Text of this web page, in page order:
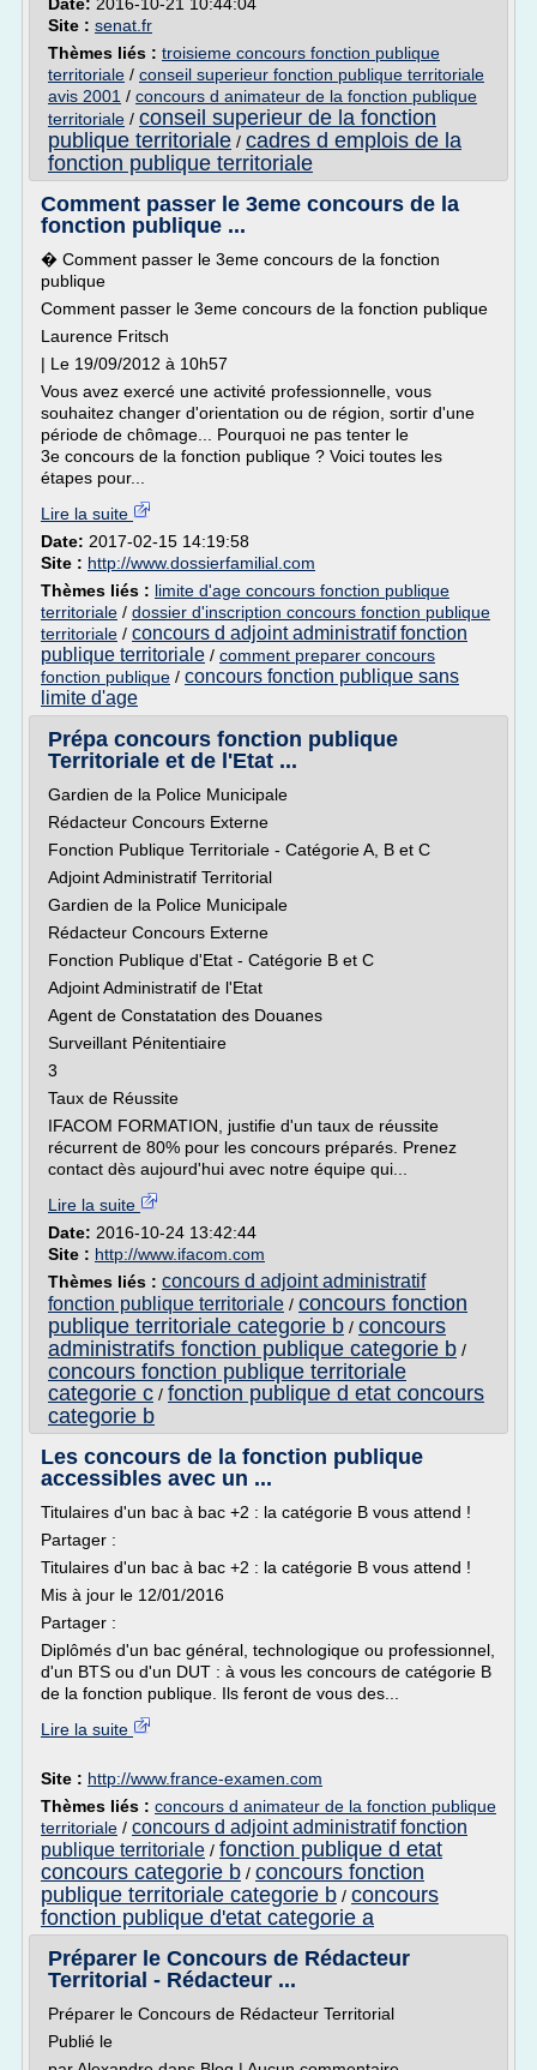
Site : senat.fr
Thèmes liés : troisieme concours fonction publique
territoriale / conseil superieur fonction publique territoriale
avis 2001 / concours d animateur de la fonction publique
territoriale / conseil superieur de la fonction
publique territoriale / cadres d emplois de la
fonction publique territoriale
Comment passer le 3eme concours de la
fonction publique ...
� Comment passer le 3eme concours de la fonction
publique
Comment passer le 3eme concours de la fonction publique
Laurence Fritsch
| Le 19/09/2012 à 10h57
Vous avez exercé une activité professionnelle, vous
souhaitez changer d'orientation ou de région, sortir d'une
période de chômage... Pourquoi ne pas tenter le
3e concours de la fonction publique ? Voici toutes les
étapes pour...
Lire la suite
Date: 2017-02-15 14:19:58
Site : http://www.dossierfamilial.com
Thèmes liés : limite d'age concours fonction publique
territoriale / dossier d'inscription concours fonction publique
territoriale / concours d adjoint administratif fonction
publique territoriale / comment preparer concours
fonction publique / concours fonction publique sans
limite d'age
Prépa concours fonction publique
Territoriale et de l'Etat ...
Gardien de la Police Municipale
Rédacteur Concours Externe
Fonction Publique Territoriale - Catégorie A, B et C
Adjoint Administratif Territorial
Gardien de la Police Municipale
Rédacteur Concours Externe
Fonction Publique d'Etat - Catégorie B et C
Adjoint Administratif de l'Etat
Agent de Constatation des Douanes
Surveillant Pénitentiaire
3
Taux de Réussite
IFACOM FORMATION, justifie d'un taux de réussite
récurrent de 80% pour les concours préparés. Prenez
contact dès aujourd'hui avec notre équipe qui...
Lire la suite
Date: 2016-10-24 13:42:44
Site : http://www.ifacom.com
Thèmes liés : concours d adjoint administratif
fonction publique territoriale / concours fonction
publique territoriale categorie b / concours
administratifs fonction publique categorie b /
concours fonction publique territoriale
categorie c / fonction publique d etat concours
categorie b
Les concours de la fonction publique
accessibles avec un ...
Titulaires d'un bac à bac +2 : la catégorie B vous attend !
Partager :
Titulaires d'un bac à bac +2 : la catégorie B vous attend !
Mis à jour le 12/01/2016
Partager :
Diplômés d'un bac général, technologique ou professionnel,
d'un BTS ou d'un DUT : à vous les concours de catégorie B
de la fonction publique. Ils feront de vous des...
Lire la suite
Site : http://www.france-examen.com
Thèmes liés : concours d animateur de la fonction publique
territoriale / concours d adjoint administratif fonction
publique territoriale / fonction publique d etat
concours categorie b / concours fonction
publique territoriale categorie b / concours
fonction publique d'etat categorie a
Préparer le Concours de Rédacteur
Territorial - Rédacteur ...
Préparer le Concours de Rédacteur Territorial
Publié le